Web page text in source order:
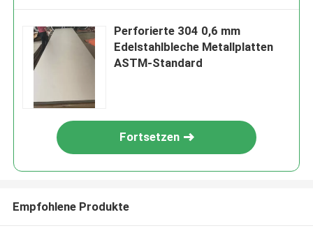
Perforierte 304 0,6 mm
Edelstahlbleche Metallplatten
ASTM-Standard
Fortsetzen
Empfohlene Produkte